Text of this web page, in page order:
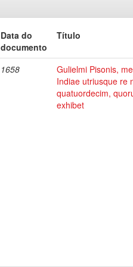
Data do
documento
Título
1658
Gulielmi Pisonis,
Indiae utriusque re
quatuordecim,
exhibet